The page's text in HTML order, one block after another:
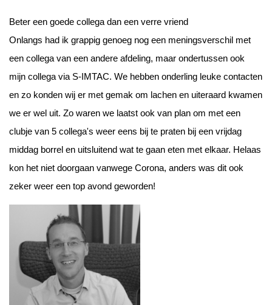
Beter een goede collega dan een verre vriend
Onlangs had ik grappig genoeg nog een meningsverschil met
een collega van een andere afdeling, maar ondertussen ook
mijn collega via S-IMTAC. We hebben onderling leuke contacten
en zo konden wij er met gemak om lachen en uiteraard kwamen
we er wel uit. Zo waren we laatst ook van plan om met een
clubje van 5 collega's weer eens bij te praten bij een vrijdag
middag borrel en uitsluitend wat te gaan eten met elkaar. Helaas
kon het niet doorgaan vanwege Corona, anders was dit ook
zeker weer een top avond geworden!